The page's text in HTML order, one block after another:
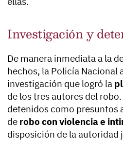
Investigación y
De manera inmediata a la
hechos, la Policía Nacional
investigación que logró la
de los tres autores del
detenidos como presuntos
de robo con violencia e
disposición de la autoridad